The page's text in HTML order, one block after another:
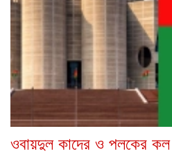
ওবায়দুল কাদের ও পলকের কল